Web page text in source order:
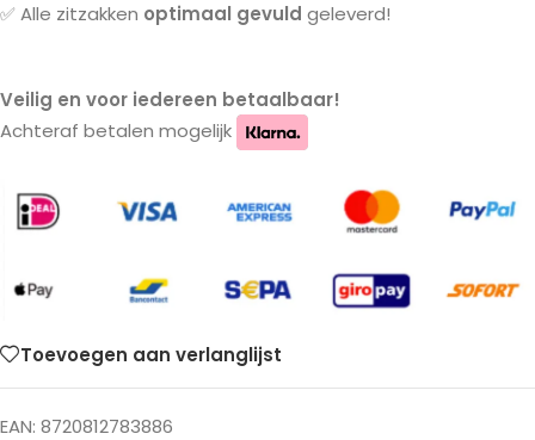
✅ Alle zitzakken optimaal gevuld geleverd!
Veilig en voor iedereen betaalbaar!
Achteraf betalen mogelijk
Toevoegen aan verlanglijst
EAN: 8720812783886